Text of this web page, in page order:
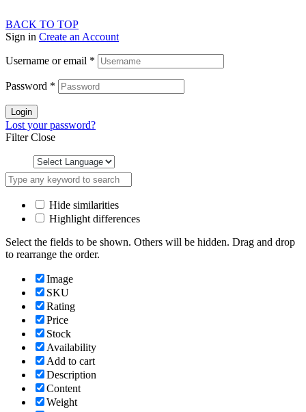
BACK TO TOP
Sign in Create an Account
Username or email *
Password *
Login
Lost your password?
Filter Close
Hide similarities
Highlight differences
Select the fields to be shown. Others will be hidden. Drag and drop
to rearrange the order.
Image
SKU
Rating
Price
Stock
Availability
Add to cart
Description
Content
Weight